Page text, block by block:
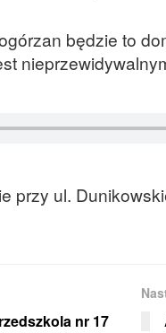
będzie to
przy ul.
nr 17